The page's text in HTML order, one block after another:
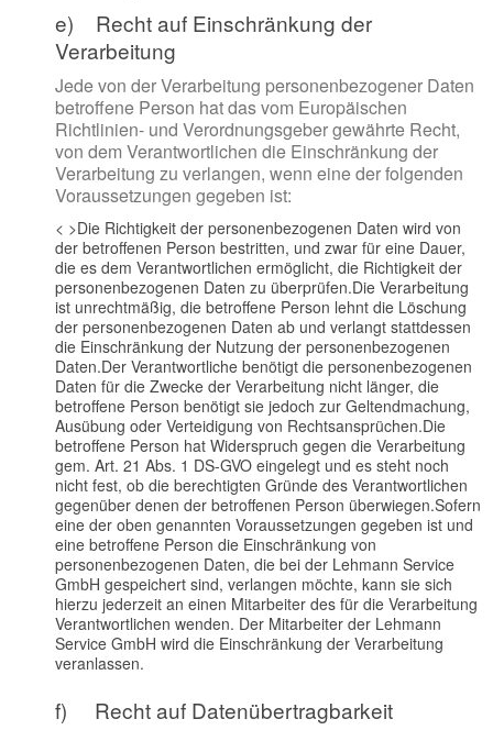
e) Recht auf Einschränkung der
Verarbeitung
Jede von der Verarbeitung personenbezogener Daten
betroffene Person hat das vom Europäischen
Richtlinien- und Verordnungsgeber gewährte Recht,
von dem Verantwortlichen die Einschränkung der
Verarbeitung zu verlangen, wenn eine der folgenden
Voraussetzungen gegeben ist:
< >Die Richtigkeit der personenbezogenen Daten wird von
der betroffenen Person bestritten, und zwar für eine Dauer,
die es dem Verantwortlichen ermöglicht, die Richtigkeit der
personenbezogenen Daten zu überprüfen.Die Verarbeitung
ist unrechtmäßig, die betroffene Person lehnt die Löschung
der personenbezogenen Daten ab und verlangt stattdessen
die Einschränkung der Nutzung der personenbezogenen
Daten.Der Verantwortliche benötigt die personenbezogenen
Daten für die Zwecke der Verarbeitung nicht länger, die
betroffene Person benötigt sie jedoch zur Geltendmachung,
Ausübung oder Verteidigung von Rechtsansprüchen.Die
betroffene Person hat Widerspruch gegen die Verarbeitung
gem. Art. 21 Abs. 1 DS-GVO eingelegt und es steht noch
nicht fest, ob die berechtigten Gründe des Verantwortlichen
gegenüber denen der betroffenen Person überwiegen.Sofern
eine der oben genannten Voraussetzungen gegeben ist und
eine betroffene Person die Einschränkung von
personenbezogenen Daten, die bei der Lehmann Service
GmbH gespeichert sind, verlangen möchte, kann sie sich
hierzu jederzeit an einen Mitarbeiter des für die Verarbeitung
Verantwortlichen wenden. Der Mitarbeiter der Lehmann
Service GmbH wird die Einschränkung der Verarbeitung
veranlassen.
f) Recht auf Datenübertragbarkeit